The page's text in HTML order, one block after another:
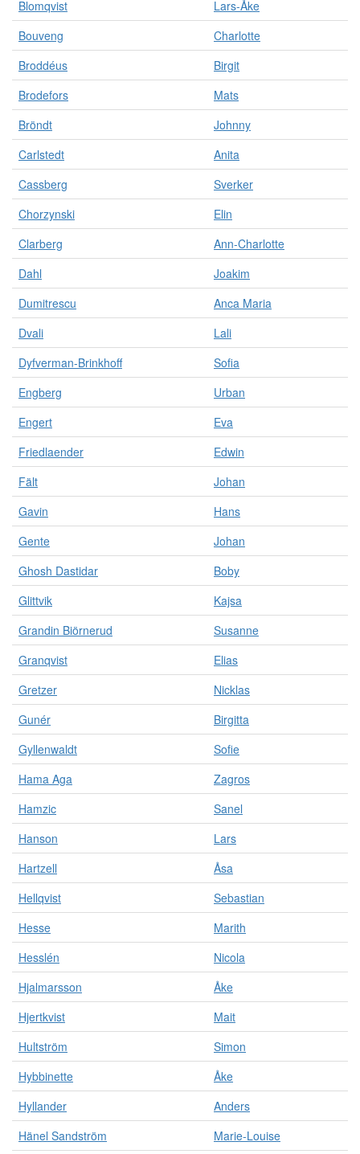
Blomqvist
Lars-Åke
Bouveng
Charlotte
Broddéus
Birgit
Brodefors
Mats
Bröndt
Johnny
Carlstedt
Anita
Cassberg
Sverker
Chorzynski
Elin
Clarberg
Ann-Charlotte
Dahl
Joakim
Dumitrescu
Anca Maria
Dvali
Lali
Dyfverman-Brinkhoff
Sofia
Engberg
Urban
Engert
Eva
Friedlaender
Edwin
Fält
Johan
Gavin
Hans
Gente
Johan
Ghosh Dastidar
Boby
Glittvik
Kajsa
Grandin Biörnerud
Susanne
Granqvist
Elias
Gretzer
Nicklas
Gunér
Birgitta
Gyllenwaldt
Sofie
Hama Aga
Zagros
Hamzic
Sanel
Hanson
Lars
Hartzell
Åsa
Hellqvist
Sebastian
Hesse
Marith
Hesslén
Nicola
Hjalmarsson
Åke
Hjertkvist
Mait
Hultström
Simon
Hybbinette
Åke
Hyllander
Anders
Hänel Sandström
Marie-Louise